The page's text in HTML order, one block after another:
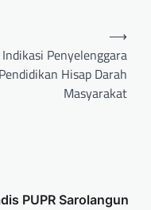
Indikasi Penyelenggara
Pendidikan Hisap Darah
Masyarakat
⟶
PUPR Sarolangun